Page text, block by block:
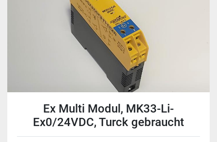
Ex Multi Modul, MK33-Li-
Ex0/24VDC, Turck gebraucht